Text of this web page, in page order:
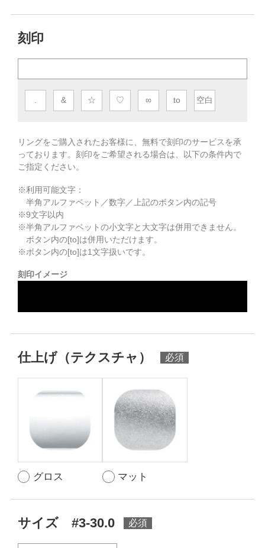
刻印
. & ☆ ♡ ∞ to 空白
リングをご購入されたお客様に、無料で刻印のサービスを承
っております。 刻印をご希望される場合は、以下の条件内で
ご指定ください。
※利用可能文字：
半角アルファベット／数字／上記のボタン内の記号
※9文字以内
※半角アルファベットの小文字と大文字は併用できません。
ボタン内の[to]は併用いただけます。
※ボタン内の[to]は1文字扱いです。
刻印イメージ
仕上げ（テクスチャ）
グロス マット
サイズ #3-30.0